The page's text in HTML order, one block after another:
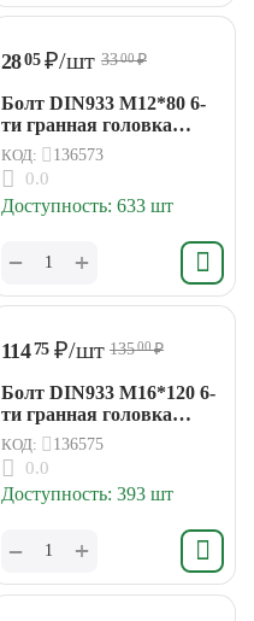
2805 ₽/шт 3300₽
Болт DIN933 М12*80 6-
ти гранная головка
(15кг/202шт)
КОД: 136573
0.0
Доступность: 633 шт
+
−
11475 ₽/шт 13500₽
Болт DIN933 М16*120 6-
ти гранная головка
(15кг/78шт)
КОД: 136575
0.0
Доступность: 393 шт
+
−